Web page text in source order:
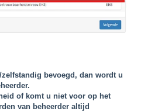
bevoegd, dan wordt u
of komt u niet voor op het
van beheerder altijd